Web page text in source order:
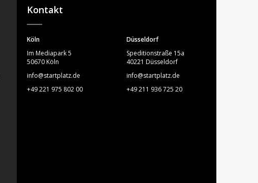
Kontakt
Köln
Im Mediapark 5
50670 Köln
info@startplatz.de
+49 221 975 802 00
Düsseldorf
Speditionstraße 15a
40221 Düsseldorf
info@startplatz.de
+49 211 936 725 20